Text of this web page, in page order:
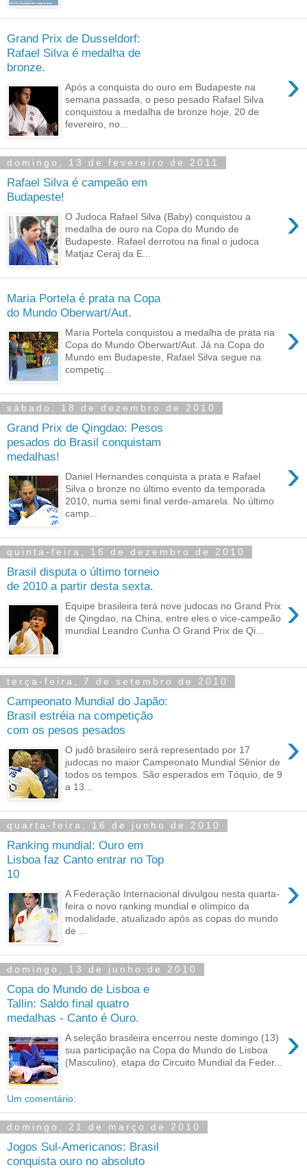
Grand Prix de Dusseldorf:
Rafael Silva é medalha de
bronze.
›
Após a conquista do ouro em Budapeste na
semana passada, o peso pesado Rafael Silva
conquistou a medalha de bronze hoje, 20 de
fevereiro, no...
domingo, 13 de fevereiro de 2011
Rafael Silva é campeão em
Budapeste!
›
O Judoca Rafael Silva (Baby) conquistou a
medalha de ouro na Copa do Mundo de
Budapeste. Rafael derrotou na final o judoca
Matjaz Ceraj da E...
Maria Portela é prata na Copa
do Mundo Oberwart/Aut.
›
Maria Portela conquistou a medalha de prata na
Copa do Mundo Oberwart/Aut. Já na Copa do
Mundo em Budapeste, Rafael Silva segue na
competiç...
sábado, 18 de dezembro de 2010
Grand Prix de Qingdao: Pesos
pesados do Brasil conquistam
medalhas!
›
Daniel Hernandes conquista a prata e Rafael
Silva o bronze no último evento da temporada
2010, numa semi final verde-amarela. No último
camp...
quinta-feira, 16 de dezembro de 2010
Brasil disputa o último torneio
de 2010 a partir desta sexta.
›
Equipe brasileira terá nove judocas no Grand Prix
de Qingdao, na China, entre eles o vice-campeão
mundial Leandro Cunha O Grand Prix de Qi...
terça-feira, 7 de setembro de 2010
Campeonato Mundial do Japão:
Brasil estréia na competição
com os pesos pesados
›
O judô brasileiro será representado por 17
judocas no maior Campeonato Mundial Sênior de
todos os tempos. São esperados em Tóquio, de 9
a 13...
quarta-feira, 16 de junho de 2010
Ranking mundial: Ouro em
Lisboa faz Canto entrar no Top
10
›
A Federação Internacional divulgou nesta quarta-
feira o novo ranking mundial e olímpico da
modalidade, atualizado após as copas do mundo
de ...
domingo, 13 de junho de 2010
Copa do Mundo de Lisboa e
Tallin: Saldo final quatro
medalhas - Canto é Ouro.
›
A seleção brasileira encerrou neste domingo (13)
sua participação na Copa do Mundo de Lisboa
(Masculino), etapa do Circuito Mundial da Feder...
Um comentário:
domingo, 21 de março de 2010
Jogos Sul-Americanos: Brasil
conquista ouro no absoluto